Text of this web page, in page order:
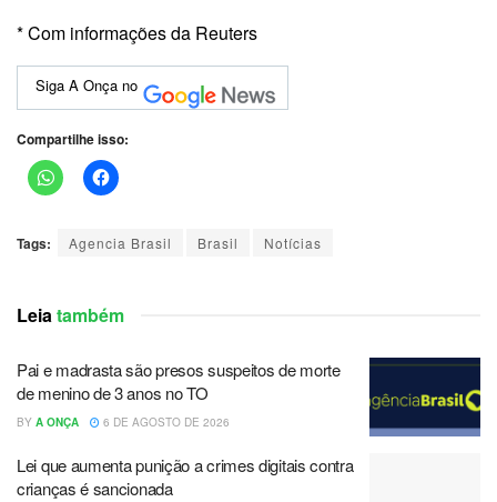
* Com informações da Reuters
Siga A Onça no
Compartilhe isso:
Tags: Agencia Brasil Brasil Notícias
Leia também
Pai e madrasta são presos suspeitos de morte
de menino de 3 anos no TO
BY A ONÇA 6 DE AGOSTO DE 2026
Lei que aumenta punição a crimes digitais contra
crianças é sancionada